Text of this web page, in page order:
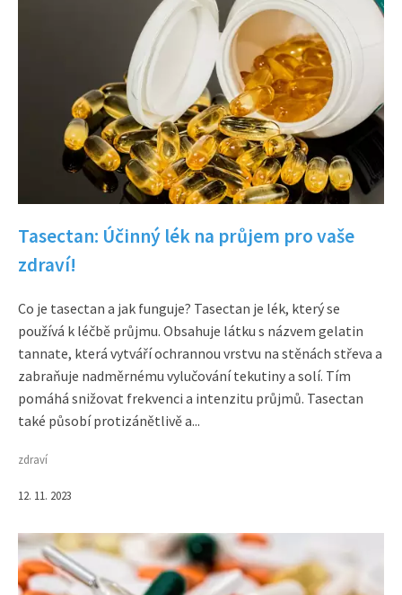
Tasectan: Účinný lék na průjem pro vaše
zdraví!
Co je tasectan a jak funguje? Tasectan je lék, který se
používá k léčbě průjmu. Obsahuje látku s názvem gelatin
tannate, která vytváří ochrannou vrstvu na stěnách střeva a
zabraňuje nadměrnému vylučování tekutiny a solí. Tím
pomáhá snižovat frekvenci a intenzitu průjmů. Tasectan
také působí protizánětlivě a...
zdraví
12. 11. 2023